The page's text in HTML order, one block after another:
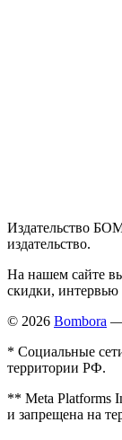
Издательство
издательство.
На нашем сайте
скидки, интервью
© 2026 Bombora —
* Социальные
территории РФ.
** Meta Platforms
и запрещена на